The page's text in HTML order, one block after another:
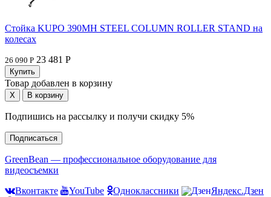
Стойка KUPO 390MH STEEL COLUMN ROLLER STAND на
колесах
26 090 Р 23 481 Р
Товар добавлен в корзину
Подпишись на рассылку и получи скидку 5%
Подписаться
GreenBean — профессиональное оборудование для
видеосъемки
Вконтакте
YouTube Одноклассники
Яндекс.Дзен